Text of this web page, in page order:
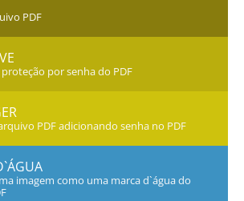
PDF
proteção por senha do PDF
PDF adicionando senha no PDF
imagem como uma marca d`água do